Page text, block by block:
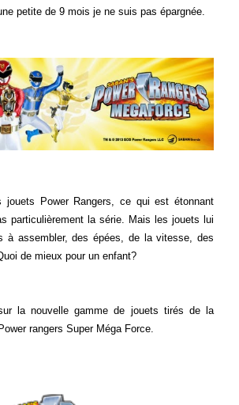
petite de 9 mois je ne suis pas épargnée.
jouets Power Rangers, ce qui est étonnant
particulièrement la série. Mais les jouets lui
à assembler, des épées, de la vitesse, des
de mieux pour un enfant?
la nouvelle gamme de jouets tirés de la
rangers Super Méga Force.